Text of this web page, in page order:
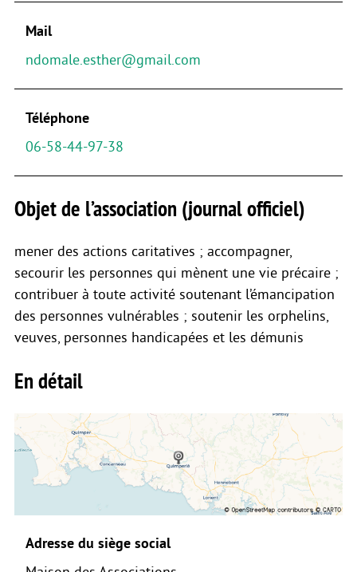
Mail
ndomale.esther@gmail.com
Téléphone
06-58-44-97-38
Objet de l’association (journal officiel)
mener des actions caritatives ; accompagner,
secourir les personnes qui mènent une vie précaire ;
contribuer à toute activité soutenant l’émancipation
des personnes vulnérables ; soutenir les orphelins,
veuves, personnes handicapées et les démunis
En détail
Adresse du siège social